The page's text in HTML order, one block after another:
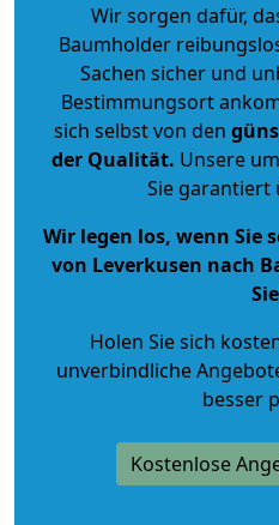
Wir sorgen dafür,
Baumholder
Sachen sicher und
Bestimmungsort
sich selbst von den
der Qualität. Unsere
Sie garantiert
Wir legen los, wenn Sie
von Leverkusen nach
Holen Sie sich
unverbindliche
besser
Kostenlose